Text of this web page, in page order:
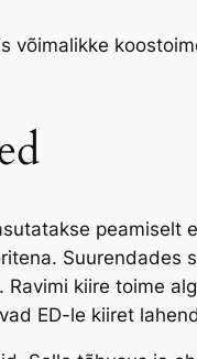
võimalikke
peamiselt
Suurendades
kiire toime
ED-le kiiret